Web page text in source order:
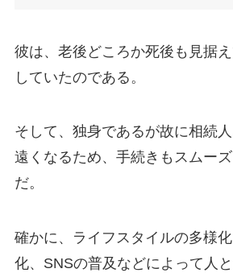
彼は、老後どころか死後も見据
していたのである。
そして、独身であるが故に相続
遠くなるため、手続きもスムー
だ。
確かに、ライフスタイルの多様
化、SNSの普及などによって人